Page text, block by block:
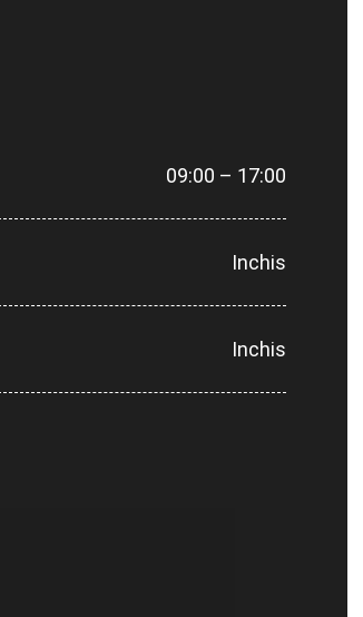
09:00 – 17:00
Inchis
Inchis